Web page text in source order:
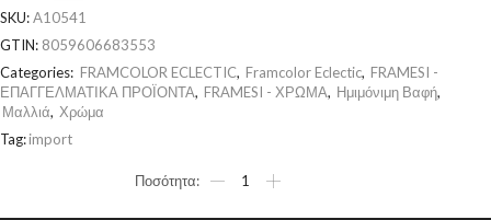
SKU:A10541
GTIN: 8059606683553
Categories: FRAMCOLOR ECLECTIC, Framcolor Eclectic, FRAMESI -
ΕΠΑΓΓΕΛΜΑΤΙΚΑ ΠΡΟΪΟΝΤΑ, FRAMESI - ΧΡΩΜΑ, Ημιμόνιμη Βαφή,
Μαλλιά, Χρώμα
Tag:import